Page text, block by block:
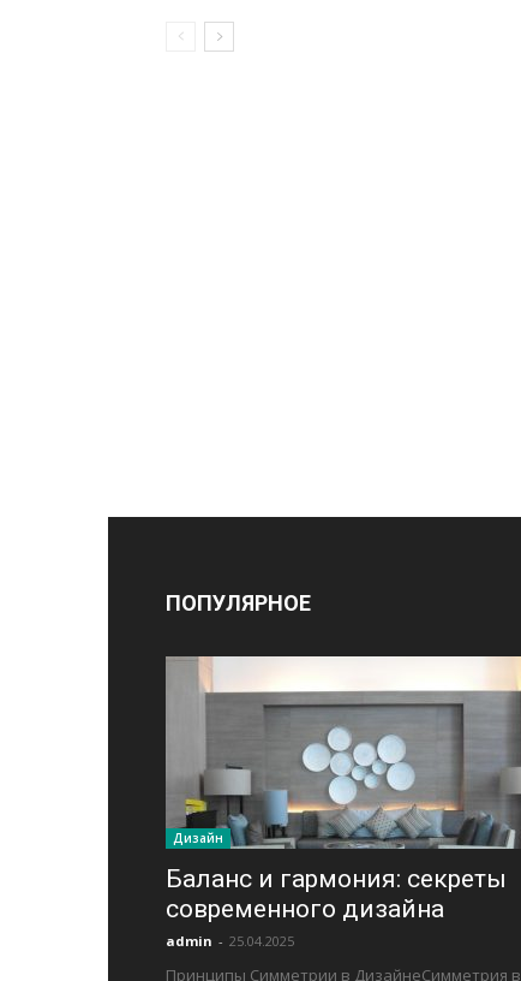
ПОПУЛЯРНОЕ
Дизайн
Баланс и гармония: секреты
современного дизайна
admin - 25.04.2025
Принципы Симметрии в ДизайнеСимметрия в